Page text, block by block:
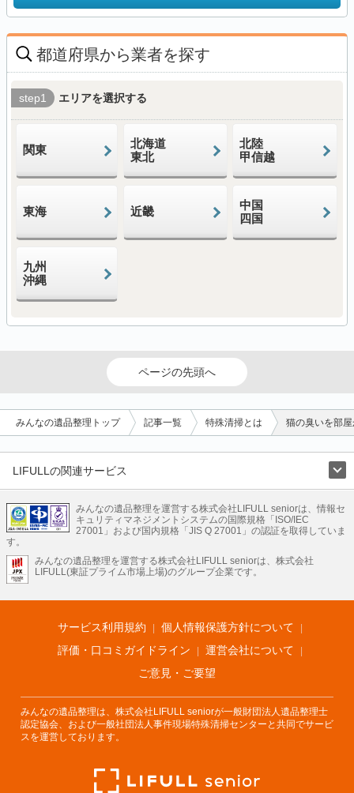
都道府県から業者を探す
step1 エリアを選択する
関東
北海道
東北
北陸
甲信越
東海 近畿
中国
四国
九州
沖縄
ページの先頭へ
みんなの遺品整理トップ 記事一覧 特殊清掃とは 猫の臭いを部
LIFULLの関連サービス
不動産・住宅
引越し 老人ホーム 地方創生
ママの就労支援
不動産クラウドファンディング 遺品整理 老後の暮らし情報
LIFULL HOME'Sのサービス
不動産・住宅
不動産査定 マンション専門売却査定 不動産投資 アドバイザー
不動産アーカイブ
空き家バンク 家賃相場 不動産会社
不動産用語集 住まいのお役立ち情報
LIFULL HOME'S PRESS
不動産転職
みんなの遺品整理を運営する株式会社LIFULL seniorは、情報セ
キュリティマネジメントシステムの国際規格「ISO/IEC
27001」および国内規格「JIS Q 27001」の認証を取得していま
す。
みんなの遺品整理を運営する株式会社LIFULL seniorは、株式会社
LIFULL(東証プライム市場上場)のグループ企業です。
サービス利用規約
個人情報保護方針について
評価・口コミガイドライン
運営会社について
ご意見・ご要望
みんなの遺品整理は、株式会社LIFULL seniorが一般財団法人遺品整理士
認定協会、および一般社団法人事件現場特殊清掃センターと共同でサービ
スを運営しております。